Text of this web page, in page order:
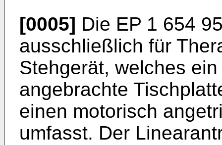
[0005] Die EP 1 654
ausschließlich für
Stehgerät, welches
angebrachte
einen motorisch
umfasst. Der